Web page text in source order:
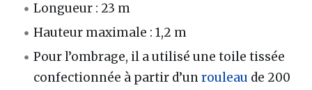
Longueur : 23 m
Hauteur maximale : 1,2 m
Pour l’ombrage, il a utilisé une toile tissée
confectionnée à partir d’unrouleau de 200